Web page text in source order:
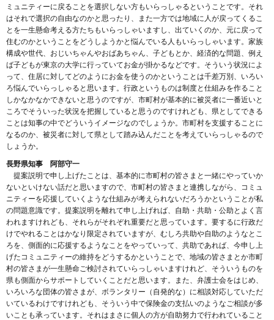
ミュニティーに戻ることを選択しない方もいらっしゃるということです。それ
はそれで選択の自由なのかと思ったり、また一方では地域に人が戻ってくるこ
とを一生懸命考える方たちもいらっしゃいますし、出ていくのか、元に戻って
住むのかということをどうしようかと悩んでいる人もいらっしゃいます。家族
構成や世代、おじいちゃんやおばあちゃん、子どもとか、経済的な問題、例え
ば子どもが東京の大学に行っていてお金が掛かるなどです。そういう状況によ
って、住居に対してどのようにお金を使うのかということは千差万別、いろい
ろ悩んでいらっしゃると思います。行政というものは制度と仕組みを作ること
しかなかなかできないと思うのですが、市町村が基本的に被災者に一番近いと
ころでそういった状況を把握していると思うのですけれども、県としてできる
ことは知事の中でどういうイメージなのでしょうか。市町村を支援することに
なるのか、被災者に対して県として踏み込んだことを考えていらっしゃるので
しょうか。
長野県知事 阿部守一
提案説明で申し上げたことは、基本的に市町村の皆さまと一緒にやっていか
ないといけない話だと思いますので、市町村の皆さまと連携しながら、コミュ
ニティーを応援していくような仕組みが考えられないだろうかということが私
の問題意識です。提案説明を離れて申し上げれば、自助・共助・公助とよく言
われますけれども、それらがそれぞれ重要だと思っています。要するに行政だ
けでやれることはかなり限定されていますが、むしろ共助や自助のようなとこ
ろを、側面的に応援するようなことをやっていって、共助であれば、今申し上
げたコミュニティーの維持をどうするかということで、地域の皆さまとか市町
村の皆さまが一生懸命ご検討されていらっしゃいますけれど、そういうものを
県も側面からサポートしていくことだと思います。また、弁護士会をはじめ、
いろいろな団体の皆さまが、ボランタリー（自発的な）に相談対応していただ
いているわけですけれども、そういう中で保険金の支払いのようなご相談が多
いことも承っています。それはまさに個人の方が自助努力で行われていること